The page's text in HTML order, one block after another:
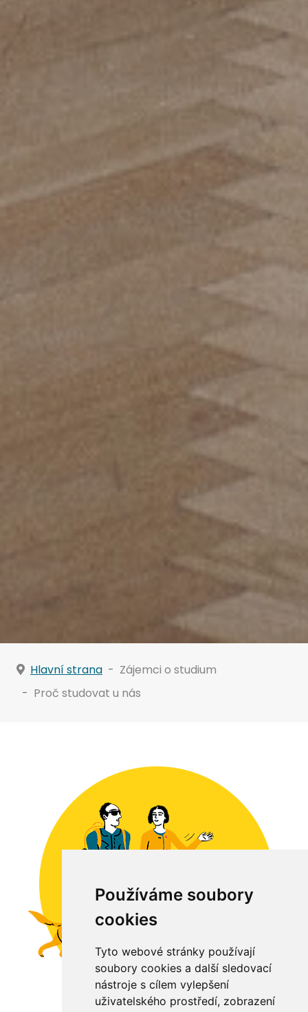
Používáme soubory
cookies
Tyto webové stránky používají
soubory cookies a další sledovací
nástroje s cílem vylepšení
uživatelského prostředí, zobrazení
Hlavní strana
Zájemci o studium
Proč studovat u nás